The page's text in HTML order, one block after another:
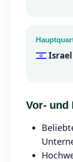
Israel
Vor- und